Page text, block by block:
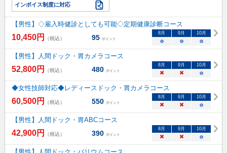
インボイス制度に対応
【男性】◇雇入時健診としても可能◇定期健康診断コース
10,450円 （税込） 95 ポイント
8 月 9 月 10月
○ ○ ○
【男性】人間ドック・胃カメラコース
52,800円 （税込） 480 ポイント
8 月 9 月 10月
× × ○
◆女性技師対応◆レディースドック・胃カメラコース
60,500円 （税込） 550 ポイント
8 月 9 月 10月
× × ○
【男性】人間ドック・胃ABCコース
42,900円 （税込） 390 ポイント
8 月 9 月 10月
× × ○